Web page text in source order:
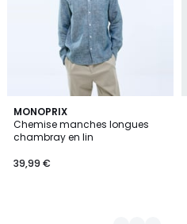
MONOPRIX
Chemise manches longues
chambray en lin
39,99 €
2
Couleurs